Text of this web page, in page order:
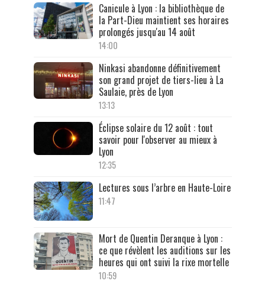
Canicule à Lyon : la bibliothèque de
la Part-Dieu maintient ses horaires
prolongés jusqu'au 14 août
14:00
Ninkasi abandonne définitivement
son grand projet de tiers-lieu à La
Saulaie, près de Lyon
13:13
Éclipse solaire du 12 août : tout
savoir pour l'observer au mieux à
Lyon
12:35
Lectures sous l’arbre en Haute-Loire
11:47
Mort de Quentin Deranque à Lyon :
ce que révèlent les auditions sur les
heures qui ont suivi la rixe mortelle
10:59